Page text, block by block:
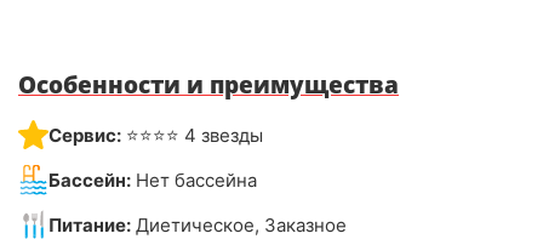
Особенности и преимущества
Сервис: ⭐⭐⭐⭐ 4 звезды
Бассейн: Нет бассейна
Питание: Диетическое, Заказное